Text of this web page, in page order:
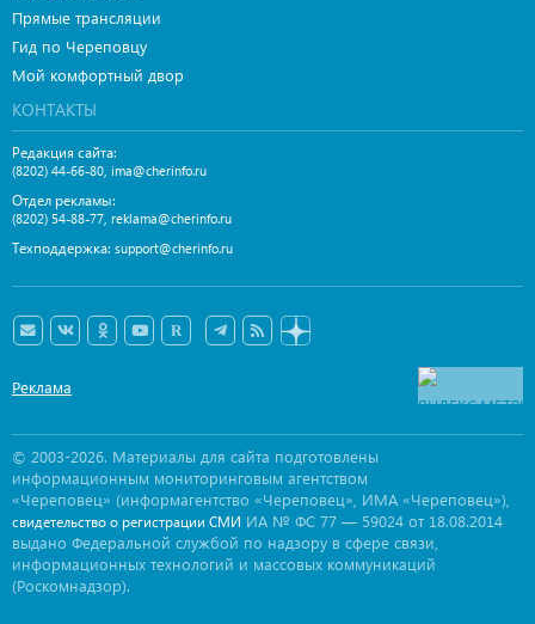
Прямые трансляции
Гид по Череповцу
Мой комфортный двор
КОНТАКТЫ
Редакция сайта:
(8202) 44-66-80, ima@cherinfo.ru
Отдел рекламы:
(8202) 54-88-77, reklama@cherinfo.ru
Техподдержка: support@cherinfo.ru
Реклама
© 2003-2026. Материалы для сайта подготовлены
информационным мониторинговым агентством
«Череповец» (информагентство «Череповец», ИМА «Череповец»),
свидетельство о регистрации СМИ ИА № ФС 77 — 59024 от 18.08.2014
выдано Федеральной службой по надзору в сфере связи,
информационных технологий и массовых коммуникаций
(Роскомнадзор).